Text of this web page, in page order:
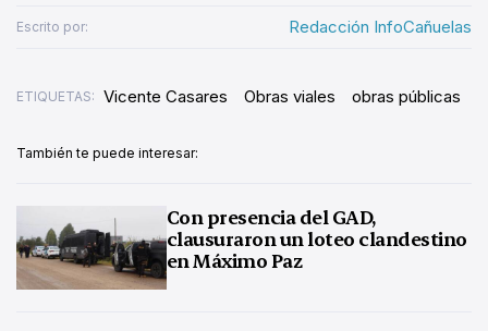
Escrito por: Redacción InfoCañuelas
ETIQUETAS: Vicente Casares Obras viales obras públicas
También te puede interesar:
Con presencia del GAD,
clausuraron un loteo clandestino
en Máximo Paz